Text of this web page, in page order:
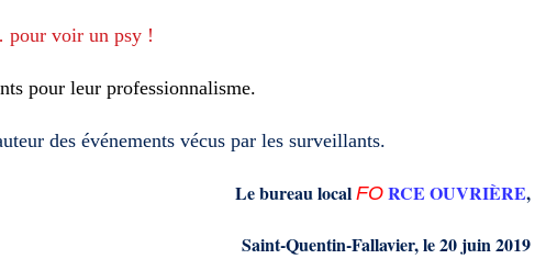
pour voir un psy !
s pour leur professionnalisme.
des événements vécus par les surveillants.
Le bureau local FO RCE OUVRIÈRE,
Saint-Quentin-Fallavier,le20 juin 2019